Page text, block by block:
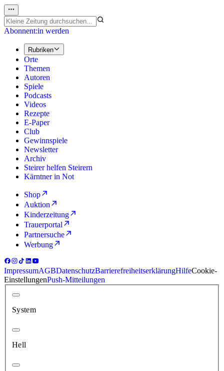
Abonnent:in werden
Rubriken
Orte
Themen
Autoren
Spiele
Podcasts
Videos
Rezepte
E-Paper
Club
Gewinnspiele
Newsletter
Archiv
Steirer helfen Steirern
Kärntner in Not
Shop
Auktion
Kinderzeitung
Trauerportal
Partnersuche
Werbung
ImpressumAGBDatenschutzBarrierefreiheitserklärungHilfeCookie-
EinstellungenPush-Mitteilungen
System
Hell